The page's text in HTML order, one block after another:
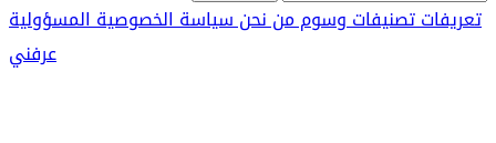
تعريفاتتصنيفاتوسوممن نحنسياسة الخصوصيةالمسؤولية
عرفني